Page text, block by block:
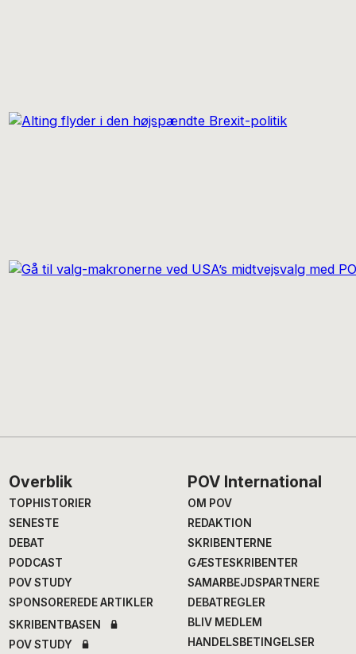
Footer
Overblik
TOPHISTORIER
SENESTE
DEBAT
PODCAST
POV STUDY
SPONSOREREDE ARTIKLER
SKRIBENTBASEN
POV STUDY
POV International
OM POV
REDAKTION
SKRIBENTERNE
GÆSTESKRIBENTER
SAMARBEJDSPARTNERE
DEBATREGLER
BLIV MEDLEM
HANDELSBETINGELSER